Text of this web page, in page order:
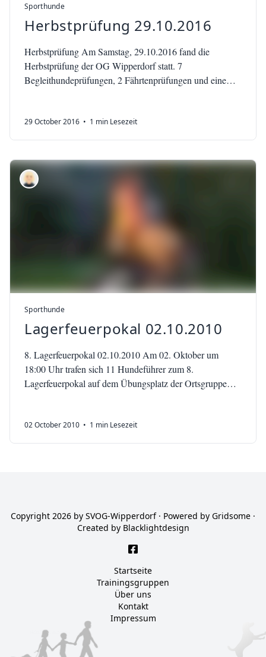
Sporthunde
Herbstprüfung 29.10.2016
Herbstprüfung Am Samstag, 29.10.2016 fand die
Herbstprüfung der OG Wipperdorf statt. 7
Begleithundeprüfungen, 2 Fährtenprüfungen und eine
29 October 2016 • 1 min Lesezeit
Sporthunde
Lagerfeuerpokal 02.10.2010
8. Lagerfeuerpokal 02.10.2010 Am 02. Oktober um
18:00 Uhr trafen sich 11 Hundeführer zum 8.
Lagerfeuerpokal auf dem Übungsplatz der Ortsgruppe
02 October 2010 • 1 min Lesezeit
Copyright 2026 by SVOG-Wipperdorf · Powered by Gridsome ·
Created by Blacklightdesign
Startseite
Trainingsgruppen
Über uns
Kontakt
Impressum